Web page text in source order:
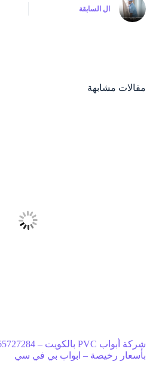
ال السابقة
مقالات مشابهة
بأسعار رخيصة – ابواب بي في سي